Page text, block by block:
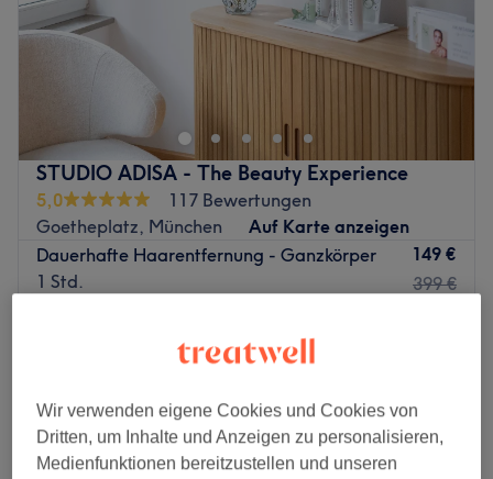
STUDIO ADISA - The Beauty Experience
5,0
117 Bewertungen
Goetheplatz, München
Auf Karte anzeigen
Dauerhafte Haarentfernung - Ganzkörper
1 Std.
149 €
399 €
10 Min.
Schnellansicht Saloninfos
Wir verwenden eigene Cookies und Cookies von
Dritten, um Inhalte und Anzeigen zu personalisieren,
Medienfunktionen bereitzustellen und unseren